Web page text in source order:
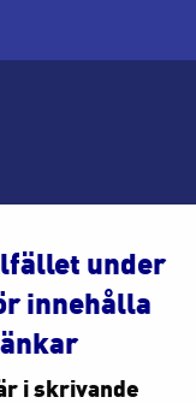
under
innehålla
i skrivande